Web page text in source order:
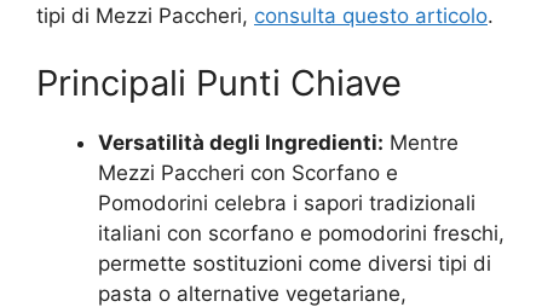
tipi di Mezzi Paccheri, consulta questo articolo.
Principali Punti Chiave
Versatilità degli Ingredienti: Mentre
Mezzi Paccheri con Scorfano e
Pomodorini celebra i sapori tradizionali
italiani con scorfano e pomodorini freschi,
permette sostituzioni come diversi tipi di
pasta o alternative vegetariane,